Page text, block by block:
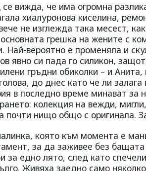
вижда, че има огромна
хиалуронова киселина,
не изглежда така месест,
грешка на жените с
Най-вероятно е променяла и
явно си пада го силикон,
гръдни обиколки – и
до днес като че ли
в последно време минават за
колекция на вежди,
почти нищо общо с оригинала.
която към момента е
за да заживее без
за едно лято, след като
Живяха заедно само